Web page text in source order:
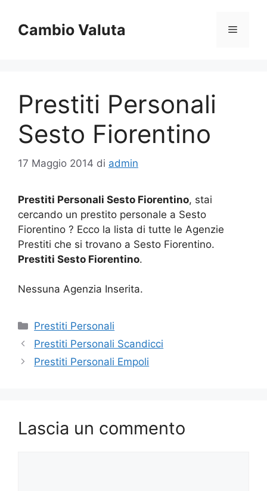
contenuto
Cambio Valuta Menu
Prestiti Personali
Sesto Fiorentino
17 Maggio 2014 di admin
Prestiti Personali Sesto Fiorentino, stai
cercando un prestito personale a Sesto
Fiorentino ? Ecco la lista di tutte le Agenzie
Prestiti che si trovano a Sesto Fiorentino.
Prestiti Sesto Fiorentino.
Nessuna Agenzia Inserita.
Categorie
Prestiti Personali
Prestiti Personali Scandicci
Prestiti Personali Empoli
Lascia un commento